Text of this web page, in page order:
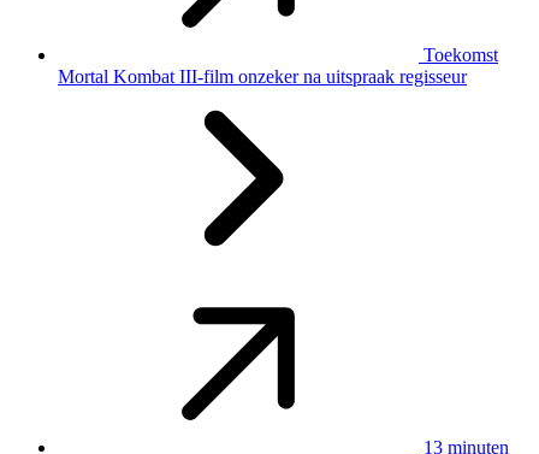
Toekomst
Mortal Kombat III-film onzeker na uitspraak regisseur
13 minuten